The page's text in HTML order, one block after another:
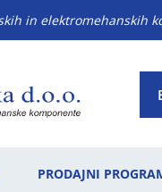
in elektromehanskih
PRODAJNI